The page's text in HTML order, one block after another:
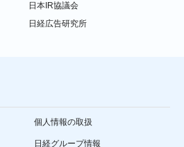
日本IR協議会
日経広告研究所
個人情報の取扱
日経グループ情報